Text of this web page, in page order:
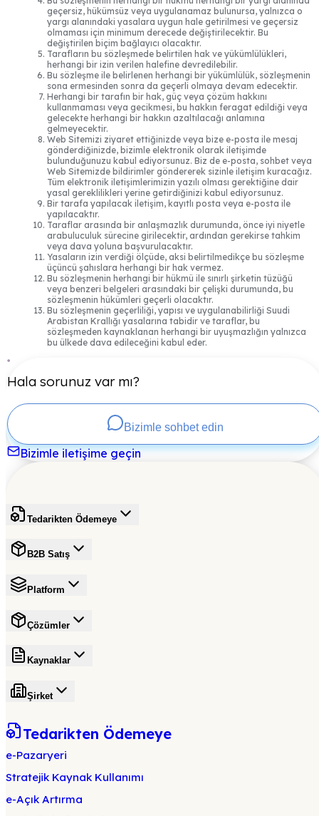
geçersiz, hükümsüz veya uygulanamaz bulunursa, yalnızca o
yargı alanındaki yasalara uygun hale getirilmesi ve geçersiz
olmaması için minimum derecede değiştirilecektir. Bu
değiştirilen biçim bağlayıcı olacaktır.
Tarafların bu sözleşmede belirtilen hak ve yükümlülükleri,
herhangi bir izin verilen halefine devredilebilir.
Bu sözleşme ile belirlenen herhangi bir yükümlülük, sözleşmenin
sona ermesinden sonra da geçerli olmaya devam edecektir.
Herhangi bir tarafın bir hak, güç veya çözüm hakkını
kullanmaması veya gecikmesi, bu hakkın feragat edildiği veya
gelecekte herhangi bir hakkın azaltılacağı anlamına
gelmeyecektir.
Web Sitemizi ziyaret ettiğinizde veya bize e-posta ile mesaj
gönderdiğinizde, bizimle elektronik olarak iletişimde
bulunduğunuzu kabul ediyorsunuz. Biz de e-posta, sohbet veya
Web Sitemizde bildirimler göndererek sizinle iletişim kuracağız.
Tüm elektronik iletişimlerimizin yazılı olması gerektiğine dair
yasal gereklilikleri yerine getirdiğinizi kabul ediyorsunuz.
Bir tarafa yapılacak iletişim, kayıtlı posta veya e-posta ile
yapılacaktır.
Taraflar arasında bir anlaşmazlık durumunda, önce iyi niyetle
arabuluculuk sürecine girilecektir, ardından gerekirse tahkim
veya dava yoluna başvurulacaktır.
Yasaların izin verdiği ölçüde, aksi belirtilmedikçe bu sözleşme
üçüncü şahıslara herhangi bir hak vermez.
Bu sözleşmenin herhangi bir hükmü ile sınırlı şirketin tüzüğü
veya benzeri belgeleri arasındaki bir çelişki durumunda, bu
sözleşmenin hükümleri geçerli olacaktır.
Bu sözleşmenin geçerliliği, yapısı ve uygulanabilirliği Suudi
Arabistan Krallığı yasalarına tabidir ve taraflar, bu
sözleşmeden kaynaklanan herhangi bir uyuşmazlığın yalnızca
bu ülkede dava edileceğini kabul eder.
Hala sorunuz var mı?
Bizimle sohbet edin
Bizimle iletişime geçin
Tedarikten Ödemeye
B2B Satış
Platform
Çözümler
Kaynaklar
Şirket
Tedarikten Ödemeye
e-Pazaryeri
Stratejik Kaynak Kullanımı
e-Açık Artırma